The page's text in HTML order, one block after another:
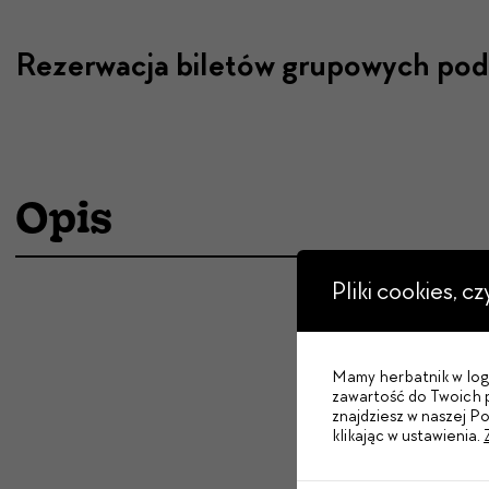
Rezerwacja biletów grupowych
Opis
Pliki cookies,
Mamy herbatnik w
zawartość do Twoich
znajdziesz w naszej
klikając w ustawienia.